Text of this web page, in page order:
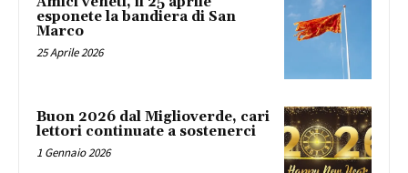
esponete la bandiera di San
Marco
25 Aprile 2026
Buon 2026 dal Miglioverde, cari
lettori continuate a sostenerci
1 Gennaio 2026